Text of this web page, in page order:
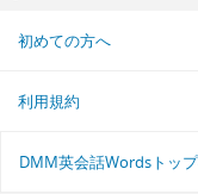
初めての方へ
利用規約
DMM英会話Wordsトッ